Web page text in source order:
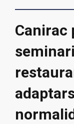
Canirac